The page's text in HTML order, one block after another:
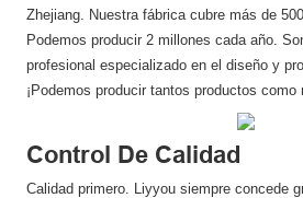
Zhejiang. Nuestra fábrica cubre más de
Podemos producir 2 millones cada año.
profesional especializado en el diseño y
¡Podemos producir tantos productos como
Control De Calidad
Calidad primero. Liyyou siempre concede